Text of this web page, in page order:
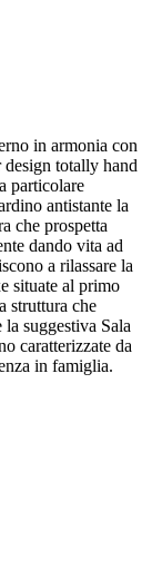
in armonia con
totally hand
particolare
antistante la
che prospetta
dando vita ad
a rilassare la
situate al primo
struttura che
suggestiva Sala
caratterizzate da
in famiglia.